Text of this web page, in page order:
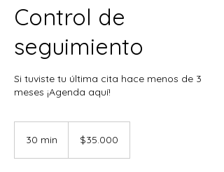
Control de
seguimiento
Si tuviste tu última cita hace menos de 3
meses ¡Agenda aquí!
30 min
chilenos
$35.000